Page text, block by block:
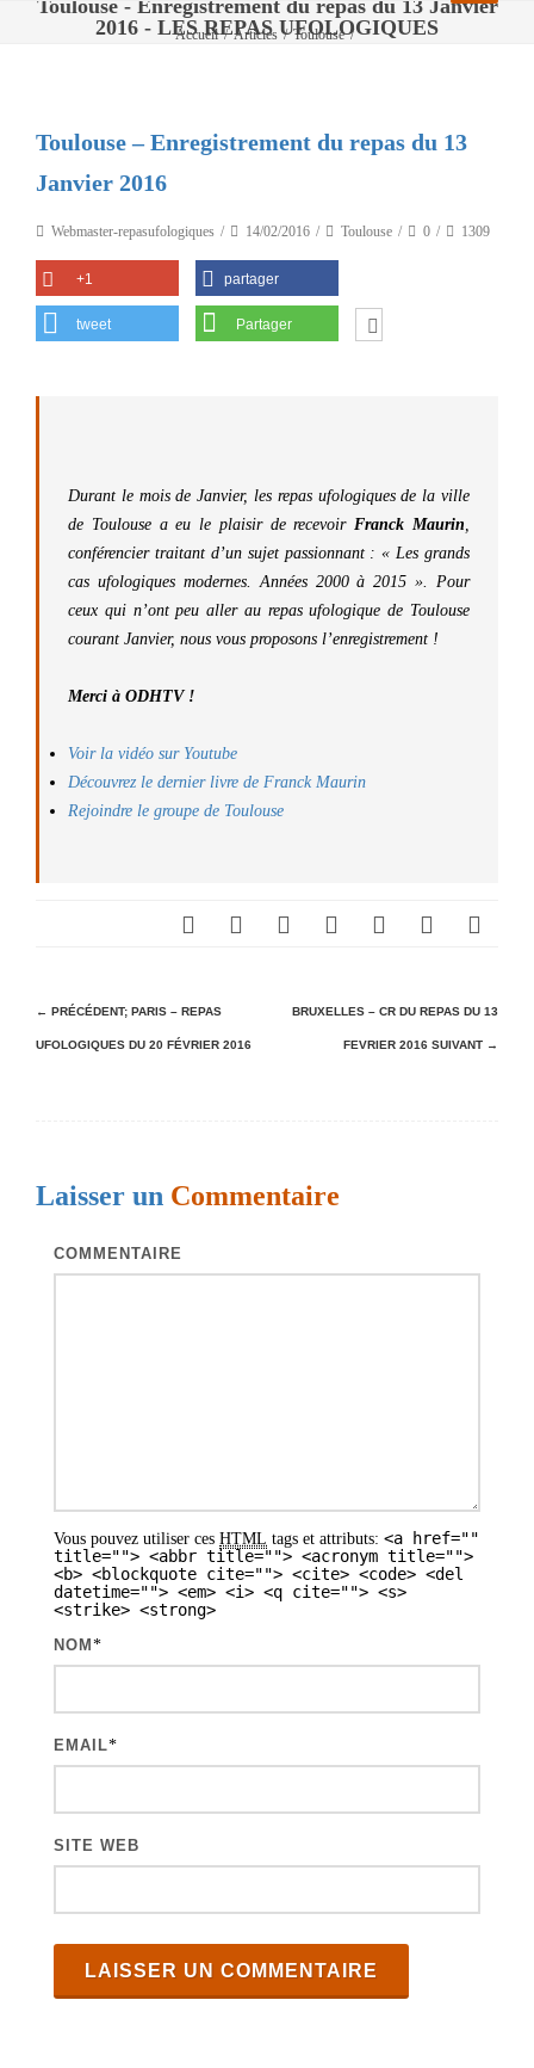
Toulouse - Enregistrement du repas du 13 Janvier
2016 - LES REPAS UFOLOGIQUES
Accueil / Articles / Toulouse /
Toulouse – Enregistrement du repas du 13
Janvier 2016
Webmaster-repasufologiques 14/02/2016 Toulouse 0 1309
+1 partager
tweet Partager
Durant le mois de Janvier, les repas ufologiques de la ville
de Toulouse a eu le plaisir de recevoir Franck Maurin,
conférencier traitant d’un sujet passionnant : « Les grands
cas ufologiques modernes. Années 2000 à 2015 ». Pour
ceux qui n’ont peu aller au repas ufologique de Toulouse
courant Janvier, nous vous proposons l’enregistrement !
Merci à ODHTV !
Voir la vidéo sur Youtube
Découvrez le dernier livre de Franck Maurin
Rejoindre le groupe de Toulouse
N
a
a
← PRÉCÉDENT; PARIS – REPAS
UFOLOGIQUES DU 20 FÉVRIER 2016
BRUXELLES – CR DU REPAS DU 13
FEVRIER 2016 SUIVANT →
Laisser un Commentaire
COMMENTAIRE
Vous pouvez utiliser ces HTML tags et attributs: <a href=""
title=""> <abbr title=""> <acronym title="">
<b> <blockquote cite=""> <cite> <code> <del
datetime=""> <em> <i> <q cite=""> <s>
<strike> <strong>
NOM *
EMAIL*
SITE WEB